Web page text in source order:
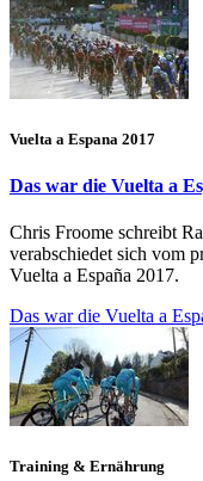
Vuelta a Espana 2017
Das war die Vuelta a
Chris Froome schreibt
verabschiedet sich vom
Vuelta a España 2017.
Das war die Vuelta a
Training & Ernährung